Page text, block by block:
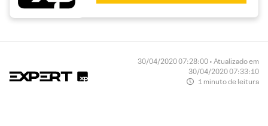
30/04/2020 07:28:00 • Atualizado em
30/04/2020 07:33:10
1 minuto de leitura